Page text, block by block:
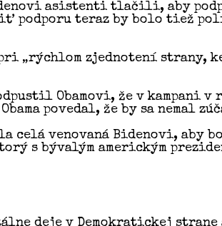
asistenti tlačili, aby
podporu teraz by bolo tiež
„rýchlom zjednotení strany,
Obamovi, že v kampani
povedal, že by sa nemal
celá venovaná Bidenovi,
s bývalým americkým
deje v Demokratickej